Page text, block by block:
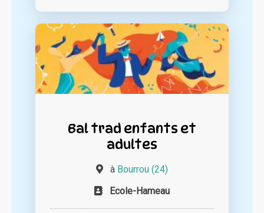
Bal trad enfants et
adultes
à Bourrou (24)
Ecole-Hameau